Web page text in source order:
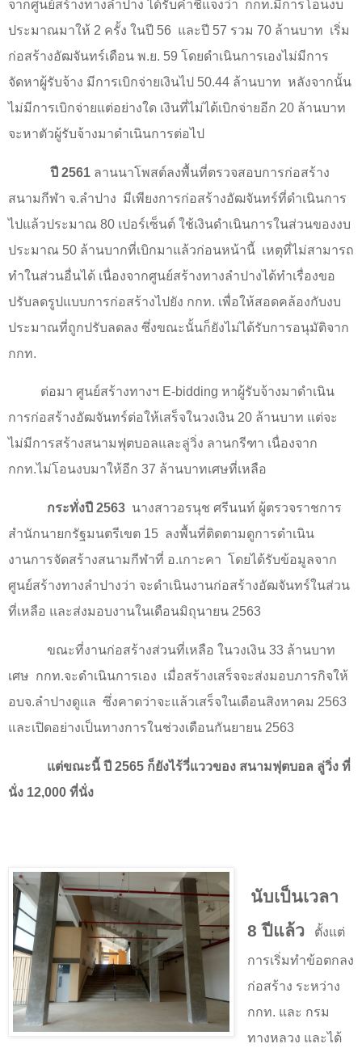
จากศูนย์สร้างทางลำปาง ได้รับคำชี้แจงว่า กกท.มีการโอนงบ
ประมาณมาให้ 2 ครั้ง ในปี 56 และปี 57 รวม 70 ล้านบาท เริ่ม
ก่อสร้างอัฒจันทร์เดือน พ.ย. 59 โดยดำเนินการเองไม่มีการ
จัดหาผู้รับจ้าง มีการเบิกจ่ายเงินไป 50.44 ล้านบาท หลังจากนั้น
ไม่มีการเบิกจ่ายแต่อย่างใด เงินที่ไม่ได้เบิกจ่ายอีก 20 ล้านบาท
จะหาตัวผู้รับจ้างมาดำเนินการต่อไป
ปี 2561 ลานนาโพสต์ลงพื้นที่ตรวจสอบการก่อสร้าง
สนามกีฬา จ.ลำปาง มีเพียงการก่อสร้างอัฒจันทร์ที่ดำเนินการ
ไปแล้วประมาณ 80 เปอร์เซ็นต์ ใช้เงินดำเนินการในส่วนของงบ
ประมาณ 50 ล้านบากที่เบิกมาแล้วก่อนหน้านี้ เหตุที่ไม่สามารถ
ทำในส่วนอื่นได้ เนื่องจากศูนย์สร้างทางลำปางได้ทำเรื่องขอ
ปรับลดรูปแบบการก่อสร้างไปยัง กกท. เพื่อให้สอดคล้องกับงบ
ประมาณที่ถูกปรับลดลง ซึ่งขณะนั้นก็ยังไม่ได้รับการอนุมัติจาก
กกท.
ต่อมา ศูนย์สร้างทางฯ E-bidding หาผู้รับจ้างมาดำเนิน
การก่อสร้างอัฒจันทร์ต่อให้เสร็จในวงเงิน 20 ล้านบาท แต่จะ
ไม่มีการสร้างสนามฟุตบอลและลู่วิ่ง ลานกรีฑา เนื่องจาก
กกท.ไม่โอนงบมาให้อีก 37 ล้านบาทเศษที่เหลือ
กระทั่งปี 2563 นางสาวอรนุช ศรีนนท์ ผู้ตรวจราชการ
สำนักนายกรัฐมนตรีเขต 15 ลงพื้นที่ติดตามดูการดำเนิน
งานการจัดสร้างสนามกีฬาที่ อ.เกาะคา โดยได้รับข้อมูลจาก
ศูนย์สร้างทางลำปางว่า จะดำเนินงานก่อสร้างอัฒจันทร์ในส่วน
ที่เหลือ และส่งมอบงานในเดือนมิถุนายน 2563
ขณะที่งานก่อสร้างส่วนที่เหลือ ในวงเงิน 33 ล้านบาท
เศษ กกท.จะดำเนินการเอง เมื่อสร้างเสร็จจะส่งมอบภารกิจให้
อบจ.ลำปางดูแล ซึ่งคาดว่าจะแล้วเสร็จในเดือนสิงหาคม 2563
และเปิดอย่างเป็นทางการในช่วงเดือนกันยายน 2563
แต่ขณะนี้ ปี 2565 ก็ยังไร้วี่แววของ สนามฟุตบอล ลู่วิ่ง ที่
นั่ง 12,000 ที่นั่ง
นับเป็นเวลา
8 ปีแล้ว ตั้งแต่
การเริ่มทำข้อตกลง
ก่อสร้าง ระหว่าง
กกท. และ กรม
ทางหลวง และได้